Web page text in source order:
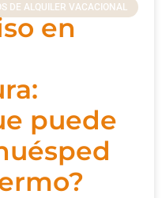
DE ALQUILER VACACIONAL
en
puede